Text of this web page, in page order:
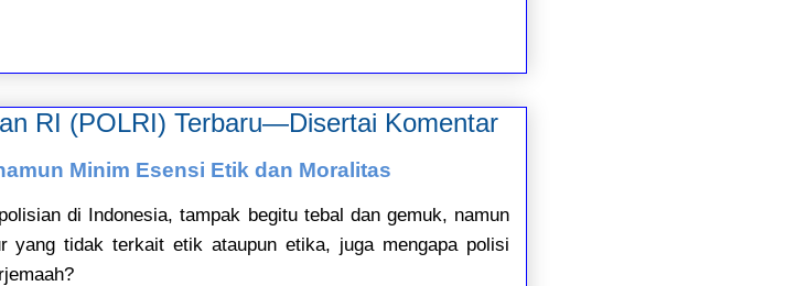
RI (POLRI) Terbaru—Disertai Komentar
Minim Esensi Etik dan Moralitas
di Indonesia, tampak begitu tebal dan gemuk, namun
yang tidak terkait etik ataupun etika, juga mengapa polisi